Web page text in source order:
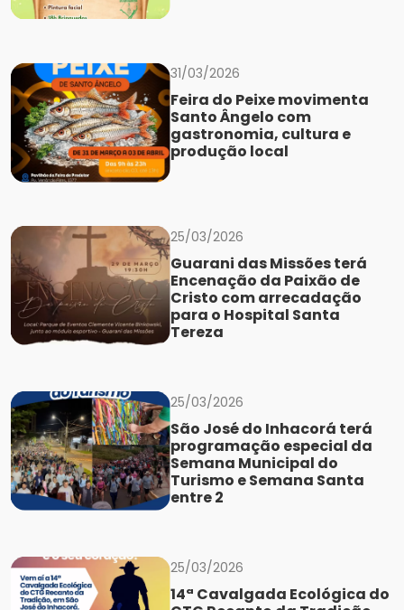
31/03/2026
Feira do Peixe movimenta
Santo Ângelo com
gastronomia, cultura e
produção local
25/03/2026
Guarani das Missões terá
Encenação da Paixão de
Cristo com arrecadação
para o Hospital Santa
Tereza
25/03/2026
São José do Inhacorá terá
programação especial da
Semana Municipal do
Turismo e Semana Santa
entre 2
25/03/2026
14ª Cavalgada Ecológica do